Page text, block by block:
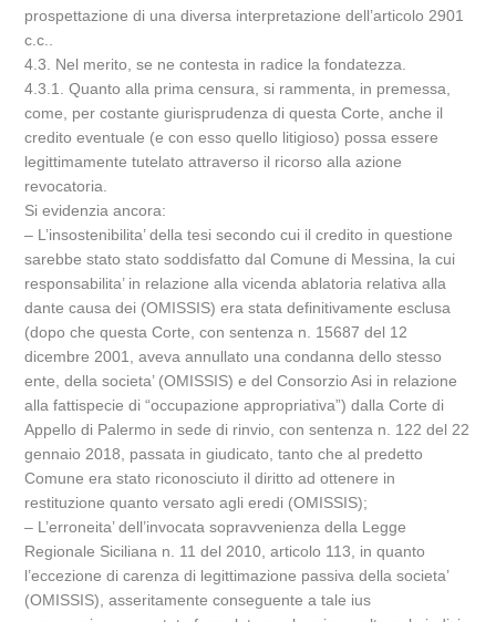
prospettazione di una diversa interpretazione dell’articolo 2901
c.c..
4.3. Nel merito, se ne contesta in radice la fondatezza.
4.3.1. Quanto alla prima censura, si rammenta, in premessa,
come, per costante giurisprudenza di questa Corte, anche il
credito eventuale (e con esso quello litigioso) possa essere
legittimamente tutelato attraverso il ricorso alla azione
revocatoria.
Si evidenzia ancora:
– L’insostenibilita’ della tesi secondo cui il credito in questione
sarebbe stato stato soddisfatto dal Comune di Messina, la cui
responsabilita’ in relazione alla vicenda ablatoria relativa alla
dante causa dei (OMISSIS) era stata definitivamente esclusa
(dopo che questa Corte, con sentenza n. 15687 del 12
dicembre 2001, aveva annullato una condanna dello stesso
ente, della societa’ (OMISSIS) e del Consorzio Asi in relazione
alla fattispecie di “occupazione appropriativa”) dalla Corte di
Appello di Palermo in sede di rinvio, con sentenza n. 122 del 22
gennaio 2018, passata in giudicato, tanto che al predetto
Comune era stato riconosciuto il diritto ad ottenere in
restituzione quanto versato agli eredi (OMISSIS);
– L’erroneita’ dell’invocata sopravvenienza della Legge
Regionale Siciliana n. 11 del 2010, articolo 113, in quanto
l’eccezione di carenza di legittimazione passiva della societa’
(OMISSIS), asseritamente conseguente a tale ius